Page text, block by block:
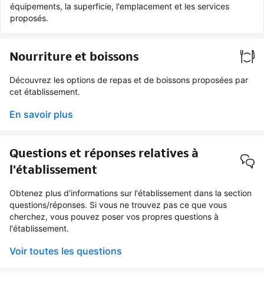
équipements, la superficie, l'emplacement et les services
proposés.
Nourriture et boissons
Découvrez les options de repas et de boissons proposées par
cet établissement.
En savoir plus
Questions et réponses relatives à
l'établissement
Obtenez plus d'informations sur l'établissement dans la section
questions/réponses. Si vous ne trouvez pas ce que vous
cherchez, vous pouvez poser vos propres questions à
l'établissement.
Voir toutes les questions